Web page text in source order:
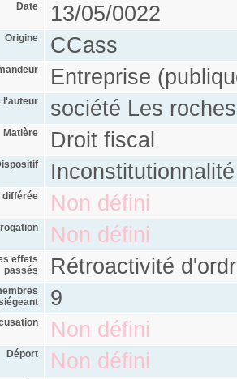
Date 13/05/0022
Origine CCass
Entreprise
l'auteur société Les
Matière Droit fiscal
différée Non défini
Non défini
effets
passés
Rétroactivité
9
Non défini
Déport Non défini